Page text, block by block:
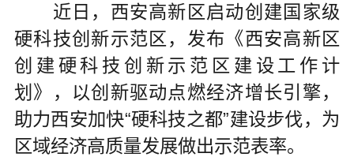
近日，西安高新区启动创建国家级
硬科技创新示范区，发布《西安高新区
创建硬科技创新示范区建设工作计
划》，以创新驱动点燃经济增长引擎，
助力西安加快“硬科技之都”建设步伐，为
区域经济高质量发展做出示范表率。